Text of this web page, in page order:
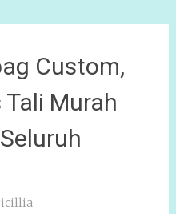
Custom,
Murah